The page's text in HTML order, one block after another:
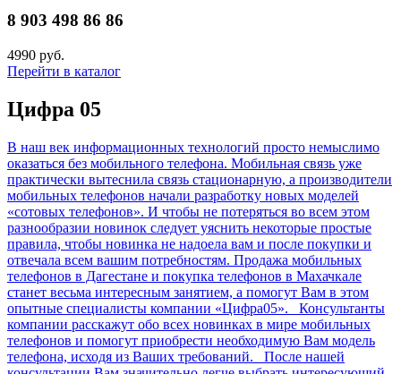
8 903 498 86 86
4990 руб.
Перейти в каталог
Цифра 05
В наш век информационных технологий просто немыслимо
оказаться без мобильного телефона. Мобильная связь уже
практически вытеснила связь стационарную, а производители
мобильных телефонов начали разработку новых моделей
«сотовых телефонов». И чтобы не потеряться во всем этом
разнообразии новинок следует уяснить некоторые простые
правила, чтобы новинка не надоела вам и после покупки и
отвечала всем вашим потребностям. Продажа мобильных
телефонов в Дагестане и покупка телефонов в Махачкале
станет весьма интересным занятием, а помогут Вам в этом
опытные специалисты компании «Цифра05». Консультанты
компании расскажут обо всех новинках в мире мобильных
телефонов и помогут приобрести необходимую Вам модель
телефона, исходя из Ваших требований. После нашей